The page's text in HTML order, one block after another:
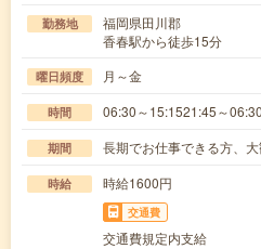
勤務地
福岡県田川郡
香春駅から徒歩15分
曜日頻度 月～金
時間 06:30～15:1521:45～06:30
期間 長期でお仕事できる方、大
時給 時給1600円
交通費
交通費規定内支給